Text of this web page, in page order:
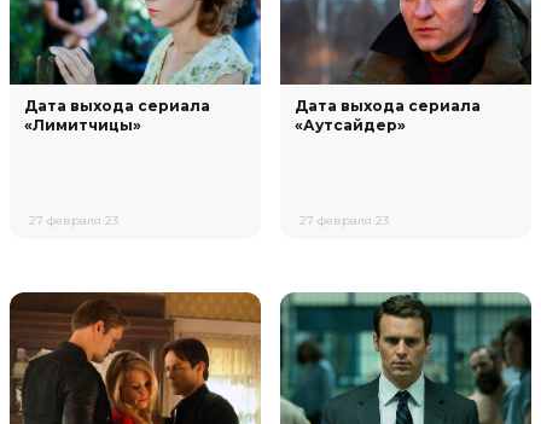
Дата выхода сериала
«Лимитчицы»
27 февраля 23
Дата выхода сериала
«Аутсайдер»
27 февраля 23